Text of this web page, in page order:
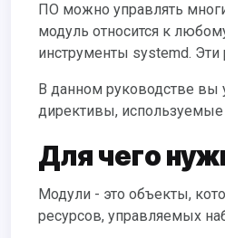
ПО можно управлять
модуль относится к
инструменты systemd.
В данном руководстве вы узнаете о различных модулях, управляемых systemd. Также мы осветим некоторые
директивы, используемые
Для чего
Модули - это объекты, которыми умеет управлять systemd. В основном это стандартизованное представление системных
ресурсов, управляемых